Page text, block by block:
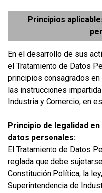
Principios
En el desarrollo de sus
el Tratamiento de Datos
principios consagrados
las instrucciones
Industria y Comercio, en
Principio de legalidad
datos personales:
El Tratamiento de Datos
reglada que debe
Constitución Política, la
Superintendencia de